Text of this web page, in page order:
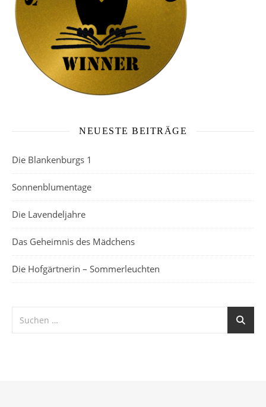
NEUESTE BEITRÄGE
Die Blankenburgs 1
Sonnenblumentage
Die Lavendeljahre
Das Geheimnis des Mädchens
Die Hofgärtnerin – Sommerleuchten